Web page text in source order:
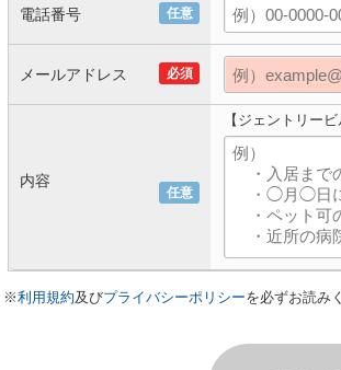
任意
電話番号
必須
メールアドレス
任意
内容
【ジェントリー
※利用規約及びプライバシーポリシーを必ずお読み